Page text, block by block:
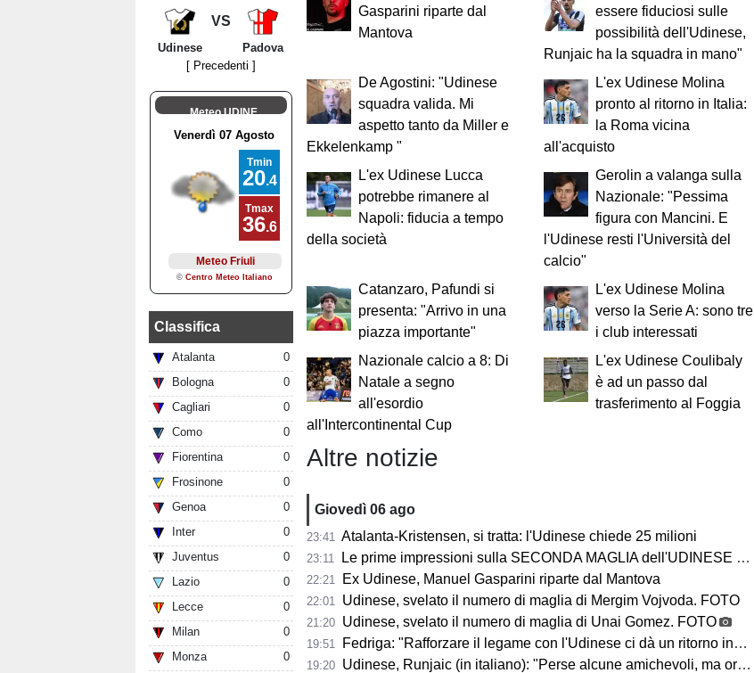
VS
Udinese
Padova
[ Precedenti ]
Meteo UDINE
Classifica
Atalanta
0
Bologna
0
Cagliari
0
Como
0
Fiorentina
0
Frosinone
0
Genoa
0
Inter
0
Juventus
0
Lazio
0
Lecce
0
Milan
0
Monza
0
Gasparini riparte dal
Mantova
essere fiduciosi sulle
possibilità dell'Udinese,
Runjaic ha la squadra in mano"
De Agostini: "Udinese
squadra valida. Mi
aspetto tanto da Miller e
Ekkelenkamp "
L'ex Udinese Molina
pronto al ritorno in Italia:
la Roma vicina
all'acquisto
L'ex Udinese Lucca
potrebbe rimanere al
Napoli: fiducia a tempo
della società
Gerolin a valanga sulla
Nazionale: "Pessima
figura con Mancini. E
l'Udinese resti l'Università del
calcio"
Catanzaro, Pafundi si
presenta: "Arrivo in una
piazza importante"
L'ex Udinese Molina
verso la Serie A: sono tre
i club interessati
Nazionale calcio a 8: Di
Natale a segno
all'esordio
all'Intercontinental Cup
L'ex Udinese Coulibaly
è ad un passo dal
trasferimento al Foggia
Altre notizie
Giovedì 06 ago
23:41 Atalanta-Kristensen, si tratta: l'Udinese chiede 25 milioni
23:11 Le prime impressioni sulla SECONDA MAGLIA dell'UDINESE 2026/2027
22:21 Ex Udinese, Manuel Gasparini riparte dal Mantova
22:01 Udinese, svelato il numero di maglia di Mergim Vojvoda. FOTO
21:20 Udinese, svelato il numero di maglia di Unai Gomez. FOTO
19:51 Fedriga: "Rafforzare il legame con l'Udinese ci dà un ritorno incredibile"
19:20 Udinese, Runjaic (in italiano): "Perse alcune amichevoli, ma ora arrivano le gare che conta vincere"